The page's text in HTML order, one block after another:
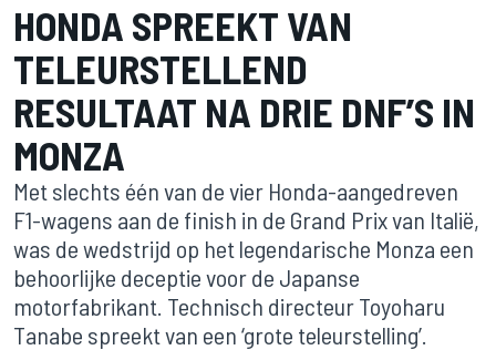
HONDA SPREEKT VAN
TELEURSTELLEND
RESULTAAT NA DRIE DNF’S IN
MONZA
Met slechts één van de vier Honda-aangedreven
F1-wagens aan de finish in de Grand Prix van Italië,
was de wedstrijd op het legendarische Monza een
behoorlijke deceptie voor de Japanse
motorfabrikant. Technisch directeur Toyoharu
Tanabe spreekt van een ‘grote teleurstelling’.